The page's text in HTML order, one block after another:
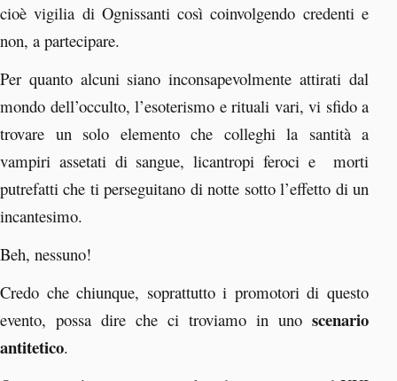
cioè vigilia di Ognissanti così coinvolgendo credenti e
non, a partecipare.
Per quanto alcuni siano inconsapevolmente attirati dal
mondo dell’occulto, l’esoterismo e rituali vari, vi sfido a
trovare un solo elemento che colleghi la santità a
vampiri assetati di sangue, licantropi feroci e morti
putrefatti che ti perseguitano di notte sotto l’effetto di un
incantesimo.
Beh, nessuno!
Credo che chiunque, soprattutto i promotori di questo
evento, possa dire che ci troviamo in uno scenario
antitetico.